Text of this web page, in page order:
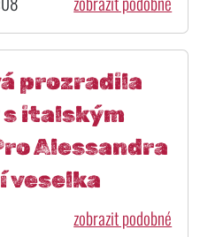
prozradila
italským
Alessandra
veselka
zobrazit podobné